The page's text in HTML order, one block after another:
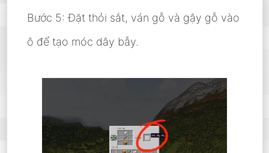
Bước 5: Đặt thỏi sắt, ván gỗ và gậy gỗ vào
ô để tạo móc dây bẫy.